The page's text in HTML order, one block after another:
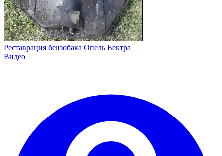
Реставрация бензобака Опель Вектра
Видео